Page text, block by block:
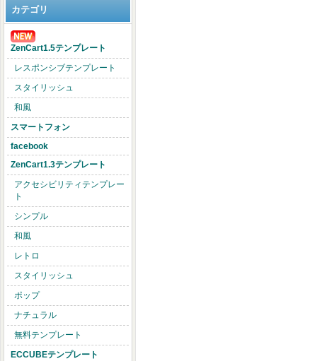
カテゴリ
ZenCart1.5テンプレート
レスポンシブテンプレート
スタイリッシュ
和風
スマートフォン
facebook
ZenCart1.3テンプレート
アクセシビリティテンプレー
ト
シンプル
和風
レトロ
スタイリッシュ
ポップ
ナチュラル
無料テンプレート
ECCUBEテンプレート